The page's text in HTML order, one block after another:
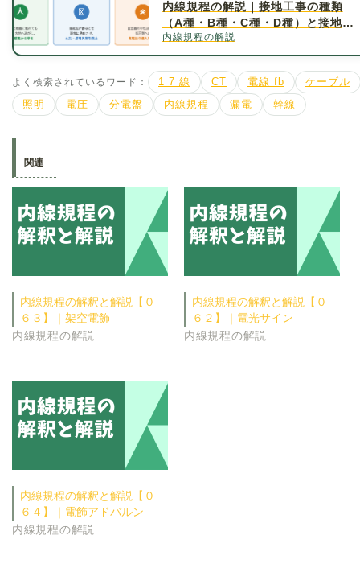
内線規程の解説｜接地工事の種類
（A種・B種・C種・D種）と接地抵
抗値について詳しく解説
内線規程の解説
よく検索されているワード： 1 7 線 CT 電線 fb
ケーブル
照明
電圧 分電盤 内線規程 漏電 幹線
関連
内線規程の解釈と解説【０
６３】｜架空電飾
内線規程の解説
内線規程の解釈と解説【０
６２】｜電光サイン
内線規程の解説
内線規程の解釈と解説【０
６４】｜電飾アドバルン
内線規程の解説